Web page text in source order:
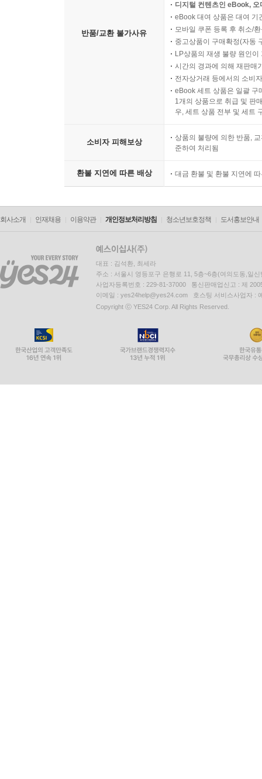
반품/교환 불가사유
디지털 컨텐츠인 eBook,
eBook 대여 상품은 대여 기
모바일 쿠폰 등록 후 취소/
중고상품이 구매확정(자동
LP상품의 재생 불량 원인
시간의 경과에 의해 재판매
전자상거래 등에서의 소비
eBook 세트 상품은 일괄 구
1개의 상품으로 취급 및 판
우, 세트 상품 전부 및 세트
소비자 피해보상
상품의 불량에 의한 반품,
준하여 처리됨
환불 지연에 따른 배상 대금 환불 및 환불 지연에
회사소개 인재채용 이용약관 개인정보처리방침 청소년보호정책 도서홍보안내
대표 : 김석환, 최세라
주소 : 서울시 영등포구 은행로 11, 5층~6층(여의도동,일신
사업자등록번호 : 229-81-37000 통신판매업신고 : 제
이메일 : yes24help@yes24.com 호스팅 서비스사업자 :
Copyright ⓒ YES24 Corp. All Rights Reserved.